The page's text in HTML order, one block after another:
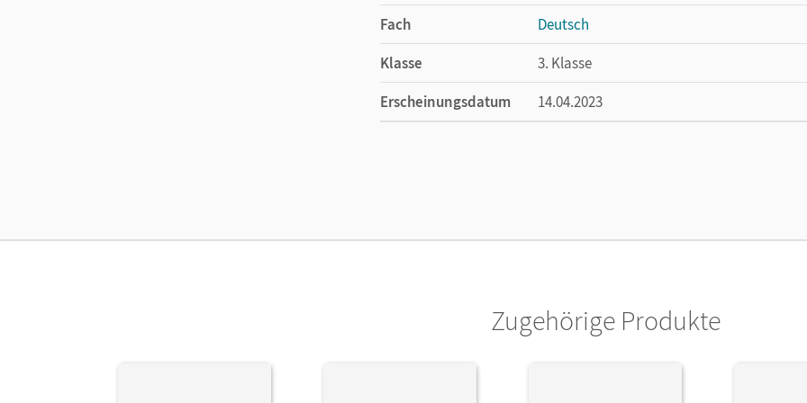
bietet detaillierte Feedbackbögen zu jeder Lernportion. Kind, Lehrkraft und Eltern haben
Das Materialpaket mit den digitalen Medien nutzen die Kinder kostenlos in der Cornelsen Lernen App oder im E-
mit Medien (z. B. PrintPlus-Lizenz). Lehrkräfte finden alledigitalen Medien und Lösungen
Fach
Deutsch
Klasse
3. Klasse
Erscheinungsdatum
14.04.2023
Zugehörige Produkte